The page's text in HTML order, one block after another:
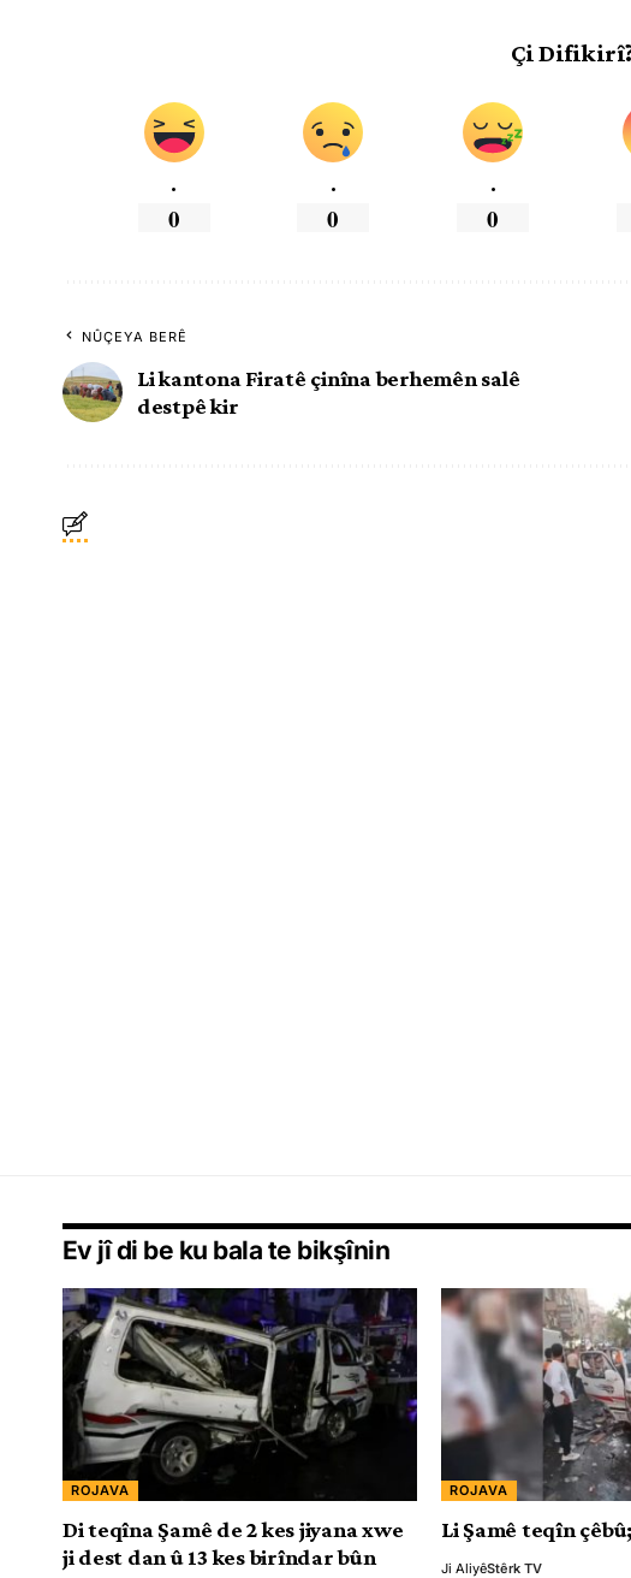
Çi
.
0
.
0
.
0
NÛÇEYA BERÊ
Li kantona Firatê çinîna berhemên salê
destpê kir
Ev jî di be ku bala te bikşînin
ROJAVA
Di teqîna Şamê de 2 kes jiyana xwe
ji dest dan û 13 kes birîndar bûn
ROJAVA
Li Şamê teqîn
Ji AliyêStêrk TV